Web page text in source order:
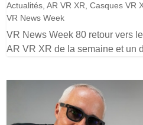
Actualités,AR VR XR,Casques VR
VR News Week
VR News Week 80 retour vers
AR VR XR de la semaine et un